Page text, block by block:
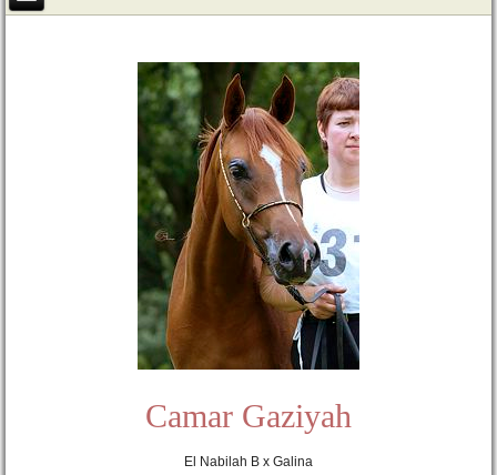
Camar Gaziyah
El Nabilah B x Galina